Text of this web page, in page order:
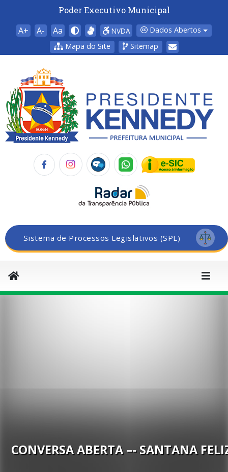
Poder Executivo Municipal
A+ A- Aa NVDA
Dados Abertos
Mapa do Site
Sitemap
Sistema de Processos Legislativos (SPL)
CONVERSA ABERTA –- SANTANA